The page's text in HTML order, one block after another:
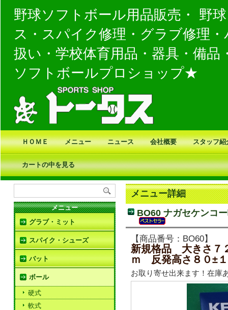
野球ソフトボール用品販売・ 野
ス・スパイク修理・グラブ修理
扱い・学校体育用品・器具・備
ソフトボールプロショップ★
ＨＯＭＥ メニュー ニュース 会社概要 スタッフ紹
カートの中を見る
メニュー
グラブ・ミット
スパイク・シューズ
バット
ボール
硬式
軟式
メニュー詳細
BO60 ナガセケンコ
【商品番号：BO60】
新規格品 大きさ７
ｍ 反発高さ８０±
お取り寄せ出来ます！在庫